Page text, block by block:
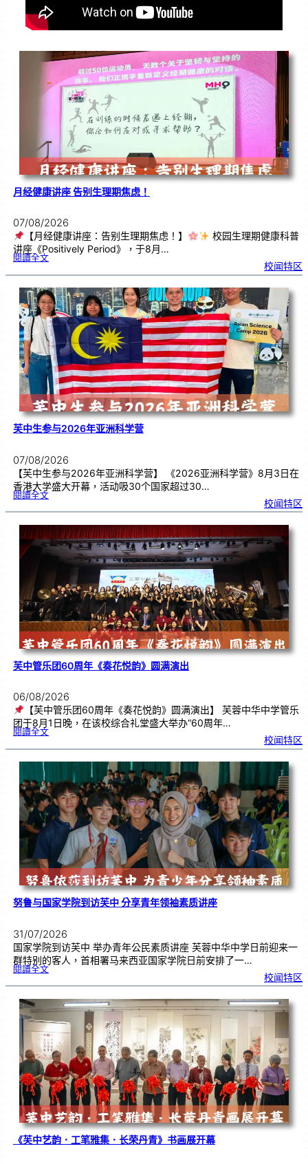
月经健康讲座 告别生理期焦虑！
07/08/2026
【月经健康讲座：告别生理期焦虑！】
校园生理期健康科普
讲座《Positively Period》，于8月…
閱讀全文:月
康
座
告
别
生
理
期
焦
虑
！
校闻特区
芙中生参与2026年亚洲科学营
07/08/2026
【芙中生参与2026年亚洲科学营】 《2026亚洲科学营》8月3日在
香港大学盛大开幕，活动吸30个国家超过30…
閱讀全文:芙
参
2
0
2
6
年
亚
洲科
校闻特区
芙中管乐团60周年《奏花悦韵》圆满演出
06/08/2026
【芙中管乐团60周年《奏花悦韵》圆满演出】 芙蓉中华中学管乐
团于8月1日晚，在该校综合礼堂盛大举办“60周年…
閱讀全文:芙
乐
6
0
《
奏
花
悦
韵
》
圆
满
演
出
校闻特区
努鲁与国家学院到访芙中 分享青年领袖素质讲座
31/07/2026
国家学院到访芙中 举办青年公民素质讲座 芙蓉中华中学日前迎来一
群特别的客人，首相署马来西亚国家学院日前安排了一…
閱讀全文:努
国
学
院
到
访
中
分
享
青
年
领
袖
素
质
讲
座
校闻特区
《芙中艺韵．工笔雅集．长荣丹青》书画展开幕